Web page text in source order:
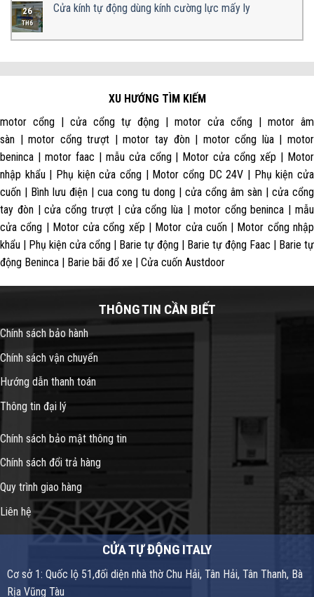
26
TH6
Cửa kính tự động dùng kính cường lực mấy ly
XU HƯỚNG TÌM KIẾM
motor cổng | cửa cổng tự động | motor cửa cổng | motor âm
sàn | motor cổng trượt | motor tay đòn | motor cổng lùa | motor
beninca | motor faac | mẫu cửa cổng | Motor cửa cổng xếp | Motor
nhập khẩu | Phụ kiện cửa cổng | Motor cổng DC 24V | Phụ kiện cửa
cuốn | Bình lưu điện | cua cong tu dong | cửa cổng âm sàn | cửa cổng
tay đòn | cửa cổng trượt | cửa cổng lùa | motor cổng beninca | mẫu
cửa cổng | Motor cửa cổng xếp | Motor cửa cuốn | Motor cổng nhập
khẩu | Phụ kiện cửa cổng | Barie tự động | Barie tự động Faac | Barie tự
động Beninca | Barie bãi đổ xe | Cửa cuốn Austdoor
THÔNG TIN CẦN BIẾT
Chính sách bảo hành
Chính sách vận chuyển
Hướng dẫn thanh toán
Thông tin đại lý
Chính sách bảo mật thông tin
Chính sách đổi trả hàng
Quy trình giao hàng
Liên hệ
CỬA TỰ ĐỘNG ITALY
Cơ sở 1: Quốc lộ 51,đối diện nhà thờ Chu Hải, Tân Hải, Tân Thanh, Bà
Rịa Vũng Tàu